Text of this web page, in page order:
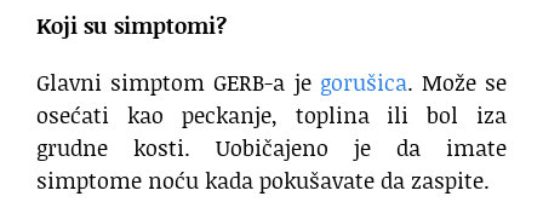
Koji su simptomi?
Glavni simptom GERB-a je gorušica. Može se
osećati kao peckanje, toplina ili bol iza
grudne kosti. Uobičajeno je da imate
simptome noću kada pokušavate da zaspite.